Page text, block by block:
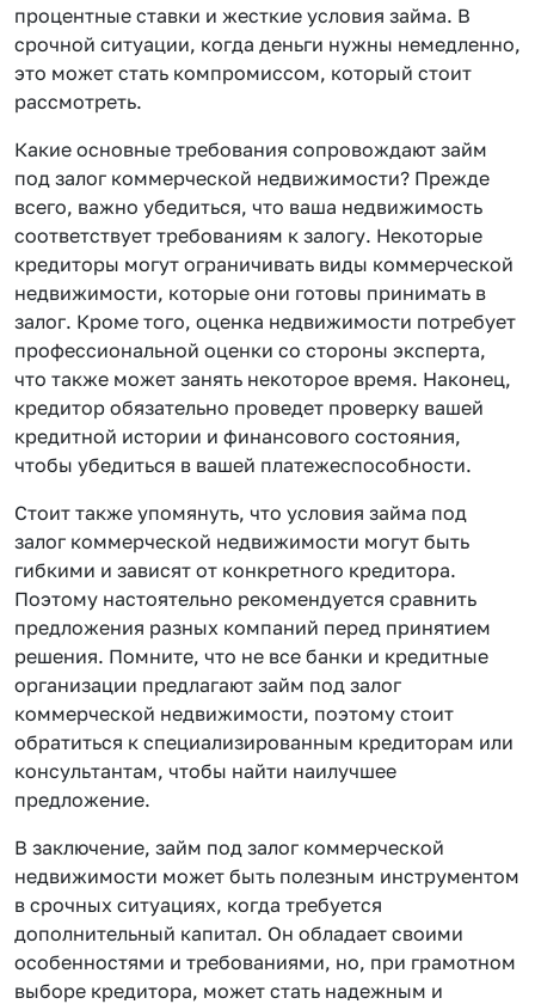
процентные ставки и жесткие условия займа. В
срочной ситуации, когда деньги нужны немедленно,
это может стать компромиссом, который стоит
рассмотреть.
Какие основные требования сопровождают займ
под залог коммерческой недвижимости? Прежде
всего, важно убедиться, что ваша недвижимость
соответствует требованиям к залогу. Некоторые
кредиторы могут ограничивать виды коммерческой
недвижимости, которые они готовы принимать в
залог. Кроме того, оценка недвижимости потребует
профессиональной оценки со стороны эксперта,
что также может занять некоторое время. Наконец,
кредитор обязательно проведет проверку вашей
кредитной истории и финансового состояния,
чтобы убедиться в вашей платежеспособности.
Стоит также упомянуть, что условия займа под
залог коммерческой недвижимости могут быть
гибкими и зависят от конкретного кредитора.
Поэтому настоятельно рекомендуется сравнить
предложения разных компаний перед принятием
решения. Помните, что не все банки и кредитные
организации предлагают займ под залог
коммерческой недвижимости, поэтому стоит
обратиться к специализированным кредиторам или
консультантам, чтобы найти наилучшее
предложение.
В заключение, займ под залог коммерческой
недвижимости может быть полезным инструментом
в срочных ситуациях, когда требуется
дополнительный капитал. Он обладает своими
особенностями и требованиями, но, при грамотном
выборе кредитора, может стать надежным и